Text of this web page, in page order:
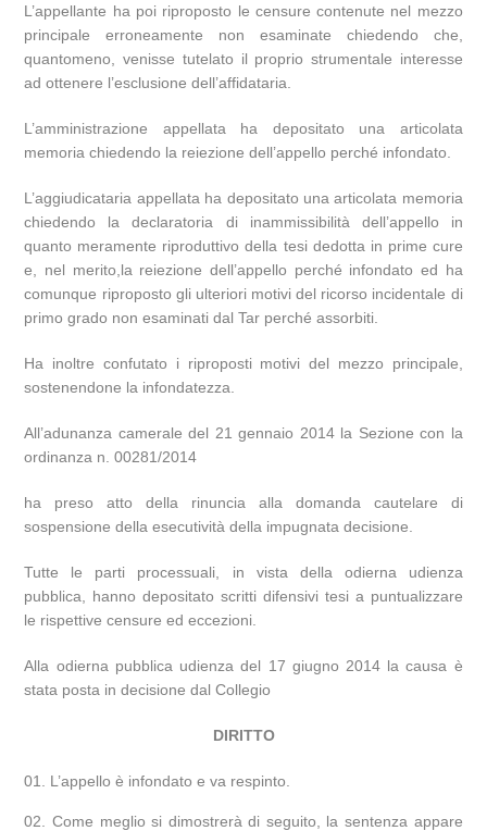
L’appellante ha poi riproposto le censure contenute nel mezzo
principale erroneamente non esaminate chiedendo che,
quantomeno, venisse tutelato il proprio strumentale interesse
ad ottenere l’esclusione dell’affidataria.
L’amministrazione appellata ha depositato una articolata
memoria chiedendo la reiezione dell’appello perché infondato.
L’aggiudicataria appellata ha depositato una articolata memoria
chiedendo la declaratoria di inammissibilità dell’appello in
quanto meramente riproduttivo della tesi dedotta in prime cure
e, nel merito,la reiezione dell’appello perché infondato ed ha
comunque riproposto gli ulteriori motivi del ricorso incidentale di
primo grado non esaminati dal Tar perché assorbiti.
Ha inoltre confutato i riproposti motivi del mezzo principale,
sostenendone la infondatezza.
All’adunanza camerale del 21 gennaio 2014 la Sezione con la
ordinanza n. 00281/2014
ha preso atto della rinuncia alla domanda cautelare di
sospensione della esecutività della impugnata decisione.
Tutte le parti processuali, in vista della odierna udienza
pubblica, hanno depositato scritti difensivi tesi a puntualizzare
le rispettive censure ed eccezioni.
Alla odierna pubblica udienza del 17 giugno 2014 la causa è
stata posta in decisione dal Collegio
DIRITTO
L’appello è infondato e va respinto.
Come meglio si dimostrerà di seguito, la sentenza appare